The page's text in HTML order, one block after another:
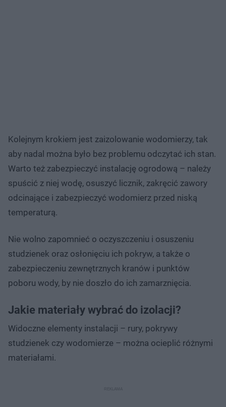
Kolejnym krokiem jest zaizolowanie wodomierzy, tak
aby nadal można było bez problemu odczytać ich stan.
Warto też zabezpieczyć instalację ogrodową – należy
spuścić z niej wodę, osuszyć licznik, zakręcić zawory
odcinające i zabezpieczyć wodomierz przed niską
temperaturą.
Nie wolno zapomnieć o oczyszczeniu i osuszeniu
studzienek oraz osłonięciu ich pokryw, a także o
zabezpieczeniu zewnętrznych kranów i punktów
poboru wody, by nie doszło do ich zamarznięcia.
Jakie materiały wybrać do izolacji?
Widoczne elementy instalacji – rury, pokrywy
studzienek czy wodomierze – można ocieplić różnymi
materiałami.